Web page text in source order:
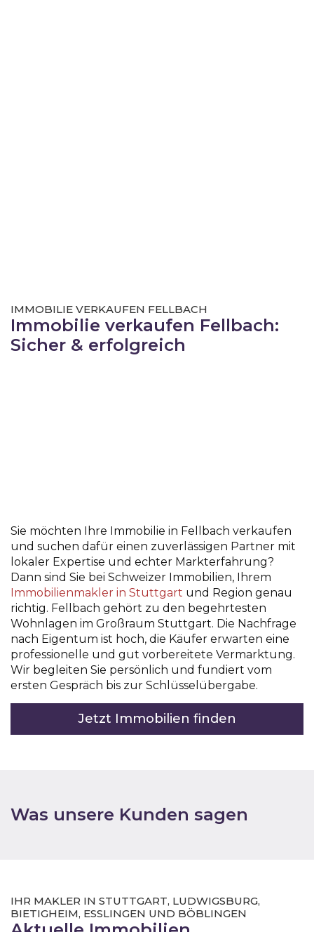
IMMOBILIE VERKAUFEN FELLBACH
Immobilie verkaufen Fellbach:
Sicher & erfolgreich
Sie möchten Ihre Immobilie in Fellbach verkaufen
und suchen dafür einen zuverlässigen Partner mit
lokaler Expertise und echter Markterfahrung?
Dann sind Sie bei Schweizer Immobilien, Ihrem
Immobilienmakler in Stuttgart und Region genau
richtig. Fellbach gehört zu den begehrtesten
Wohnlagen im Großraum Stuttgart. Die Nachfrage
nach Eigentum ist hoch, die Käufer erwarten eine
professionelle und gut vorbereitete Vermarktung.
Wir begleiten Sie persönlich und fundiert vom
ersten Gespräch bis zur Schlüsselübergabe.
Jetzt Immobilien finden
Was unsere Kunden sagen
IHR MAKLER IN STUTTGART, LUDWIGSBURG,
BIETIGHEIM, ESSLINGEN UND BÖBLINGEN